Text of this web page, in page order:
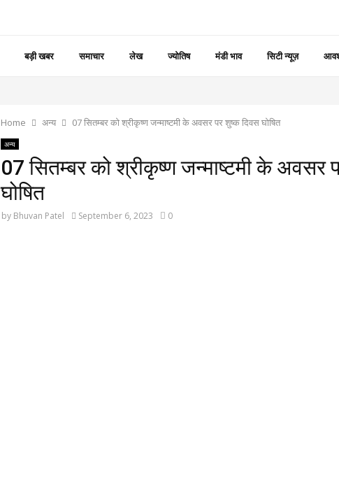
बड़ी खबर समाचार लेख ज्योतिष मंडी भाव सिटी न्यूज़
Home अन्य 07 सितम्बर को श्रीकृष्ण जन्माष्टमी के अवसर पर शुष्क दिवस घोषित
अन्य
07 सितम्बर को श्रीकृष्ण जन्माष्टमी के अवसर
घोषित
by Bhuvan Patel September 6, 2023 0